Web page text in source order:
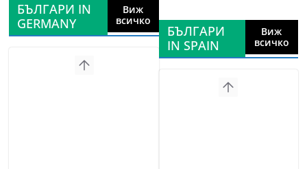
БЪЛГАРИ IN
GERMANY
Виж
всичко
БЪЛГАРИ
IN SPAIN
Виж
всичко